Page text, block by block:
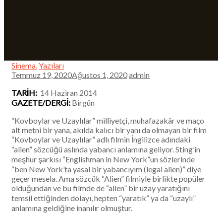
Sinema Yazıları
Temmuz 19, 2020Ağustos 1, 2020admin
TARİH: 14 Haziran 2014
GAZETE/DERGİ: Birgün
“Kovboylar ve Uzaylılar” milliyetçi, muhafazakâr ve maço
alt metni bir yana, akılda kalıcı bir yanı da olmayan bir film
“Kovboylar ve Uzaylılar” adlı filmin İngilizce adındaki
“alien” sözcüğü aslında yabancı anlamına geliyor. Sting’in
meşhur şarkısı “Englishman in New York”un sözlerinde
“ben New York’ta yasal bir yabancıyım (legal alien)” diye
geçer mesela. Ama sözcük “Alien” filmiyle birlikte popüler
olduğundan ve bu filmde de “alien” bir uzay yaratığını
temsil ettiğinden dolayı, hepten “yaratık” ya da “uzaylı”
anlamına geldiğine inanılır olmuştur.